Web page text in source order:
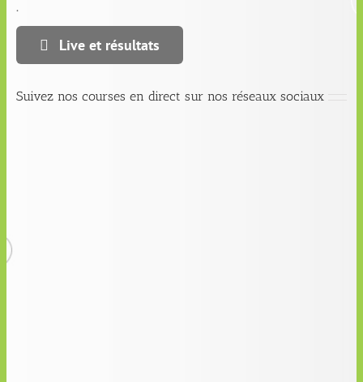
.
Live et résultats
Suivez nos courses en direct sur nos réseaux sociaux